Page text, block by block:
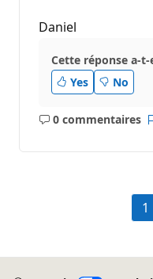
n
Daniel
Cette réponse a-
Yes
No
0 commentaires
Aucun
1